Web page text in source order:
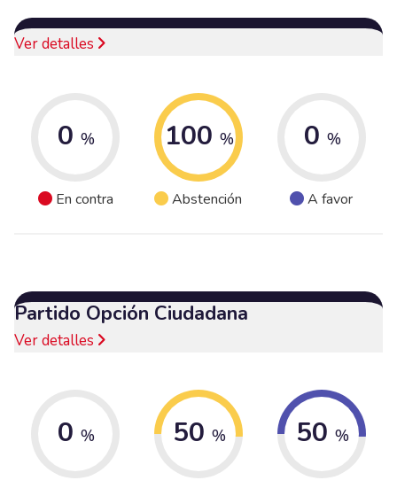
Ver detalles
0 %
En contra
100 %
Abstención
0 %
A favor
Partido Opción Ciudadana
Ver detalles
0 % 50 % 50 %